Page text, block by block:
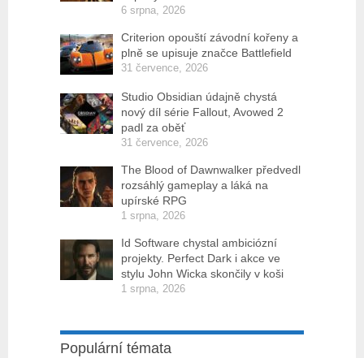
6 srpna, 2026
Criterion opouští závodní kořeny a
plně se upisuje značce Battlefield
31 července, 2026
Studio Obsidian údajně chystá
nový díl série Fallout, Avowed 2
padl za oběť
31 července, 2026
The Blood of Dawnwalker předvedl
rozsáhlý gameplay a láká na
upírské RPG
1 srpna, 2026
Id Software chystal ambiciózní
projekty. Perfect Dark i akce ve
stylu John Wicka skončily v koši
1 srpna, 2026
Populární témata